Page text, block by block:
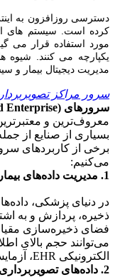
دسترسی روزافزون به
کرده است. سیستم های
مورد استفاده قرار می
یکپارچه می کنند. شیوه
مدیریت دیجیتال بیمار و
سرور مراکز
سرورهای HPE (Hewlett Packard Enterprise)
معروف‌ترین و
بسیاری از صنایع از
می‌کنیم:
1. مدیریت داده‌های بیمار
در دنیای پزشکی،
فضای ذخیره‌سازی
می‌توانند حجم بالای
الکترونیکی EHR، آزمایش‌ها، و تصاویر پزشکی) را مدیریت کنند.
2. داده‌های تصویربرداری پزشکی (PACS)